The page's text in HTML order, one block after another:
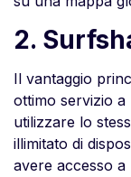
2.
Il vantaggio
ottimo servizio
utilizzare lo
illimitato di
avere accesso